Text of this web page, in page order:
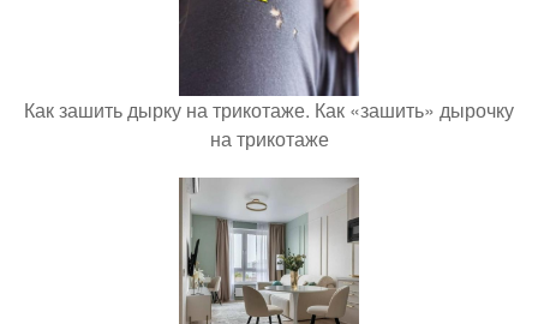
Как зашить дырку на трикотаже. Как «зашить» дырочку
на трикотаже